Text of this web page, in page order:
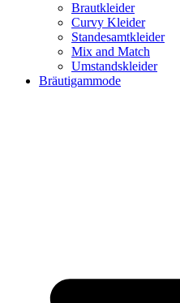
Brautkleider
Curvy Kleider
Standesamtkleider
Mix and Match
Umstandskleider
Bräutigammode